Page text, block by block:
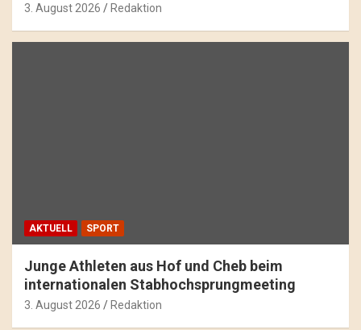
3. August 2026 Redaktion
AKTUELL SPORT
Junge Athleten aus Hof und Cheb beim
internationalen Stabhochsprungmeeting
3. August 2026 Redaktion